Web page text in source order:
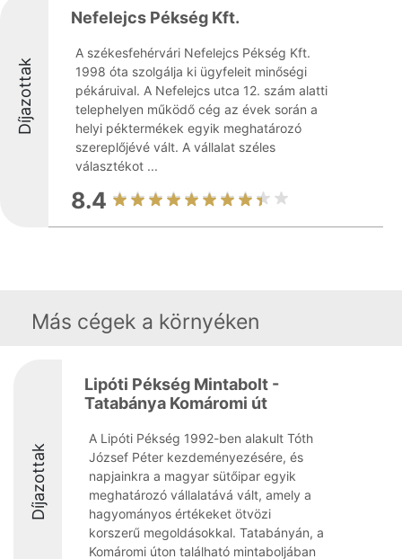
Díjazottak
Nefelejcs Pékség Kft.
A székesfehérvári Nefelejcs Pékség Kft.
1998 óta szolgálja ki ügyfeleit minőségi
pékáruival. A Nefelejcs utca 12. szám alatti
telephelyen működő cég az évek során a
helyi péktermékek egyik meghatározó
szereplőjévé vált. A vállalat széles
választékot ...
8.4
Más cégek a környéken
Díjazottak
Lipóti Pékség Mintabolt -
Tatabánya Komáromi út
A Lipóti Pékség 1992-ben alakult Tóth
József Péter kezdeményezésére, és
napjainkra a magyar sütőipar egyik
meghatározó vállalatává vált, amely a
hagyományos értékeket ötvözi
korszerű megoldásokkal. Tatabányán, a
Komáromi úton található mintaboljában